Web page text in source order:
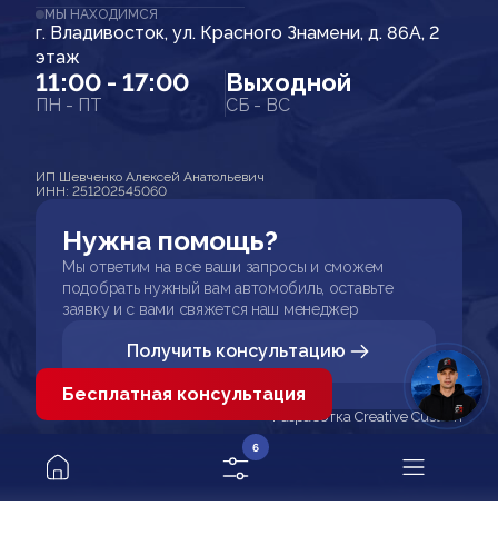
МЫ НАХОДИМСЯ
г. Владивосток, ул. Красного Знамени, д. 86А, 2
этаж
11:00 - 17:00
ПН - ПТ
Выходной
СБ - ВС
ИП Шевченко Алексей Анатольевич
ИНН: 251202545060
Нужна помощь?
Мы ответим на все ваши запросы и сможем
подобрать нужный вам автомобиль, оставьте
заявку и с вами свяжется наш менеджер
Получить консультацию
Разработка Creative Custom
6
Бесплатная консультация